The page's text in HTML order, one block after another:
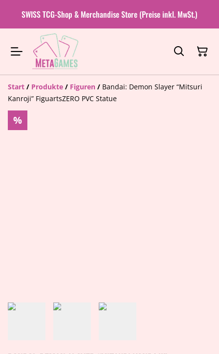
SWISS TCG-Shop & Merchandise Store (Preise inkl. MwSt.)
Start / Produkte / Figuren / Bandai: Demon Slayer “Mitsuri
Kanroji” FiguartsZERO PVC Statue
%